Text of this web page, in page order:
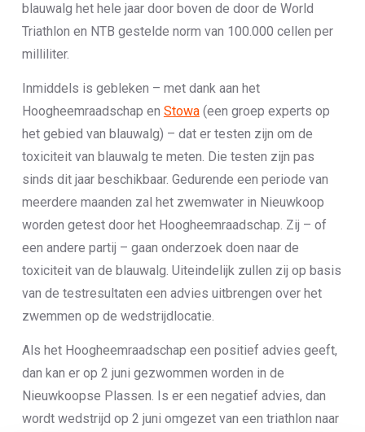
blauwalg het hele jaar door boven de door de World
Triathlon en NTB gestelde norm van 100.000 cellen per
milliliter.
Inmiddels is gebleken – met dank aan het
Hoogheemraadschap en Stowa(een groep experts op
het gebied van blauwalg) – dat er testen zijn om de
toxiciteit van blauwalg te meten. Die testen zijn pas
sinds dit jaar beschikbaar. Gedurende een periode van
meerdere maanden zal het zwemwater in Nieuwkoop
worden getest door het Hoogheemraadschap. Zij – of
een andere partij – gaan onderzoek doen naar de
toxiciteit van de blauwalg. Uiteindelijk zullen zij op basis
van de testresultaten een advies uitbrengen over het
zwemmen op de wedstrijdlocatie.
Als het Hoogheemraadschap een positief advies geeft,
dan kan er op 2 juni gezwommen worden in de
Nieuwkoopse Plassen. Is er een negatief advies, dan
wordt wedstrijd op 2 juni omgezet van een triathlon naar